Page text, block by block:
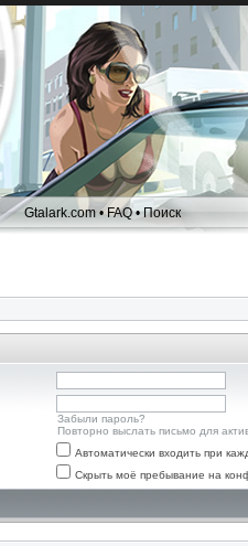
Gtalark.com •FAQ•Поиск
Забыли пароль?
Повторно выслать письмо для
Автоматически входить при
Скрыть моё пребывание на